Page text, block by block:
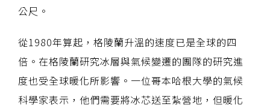
公尺。
從1980年算起，格陵蘭升溫的速度已是全球的四
倍。在格陵蘭研究冰層與氣候變遷的團隊的研究進
度也受全球暖化所影響。一位哥本哈根大學的氣候
科學家表示，他們需要將冰芯送至紮營地，但暖化